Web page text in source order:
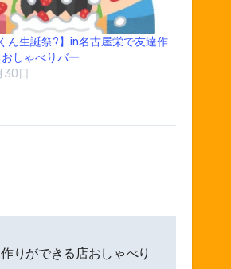
ん生誕祭?】in名古屋栄で友達作
しゃべりバー
日
りができる店おしゃべり